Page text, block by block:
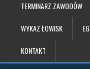
TERMINARZ ZAWODÓW
WYKAZ ŁOWISK
KONTAKT